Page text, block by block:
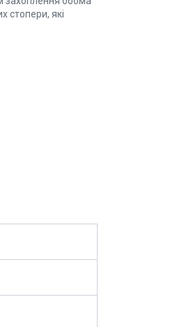
стопери, які